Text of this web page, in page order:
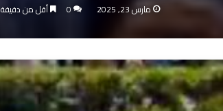
مارس 23, 2025 0 أقل من دقيقة